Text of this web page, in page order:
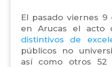
El pasado viernes
en Arucas el acto
distintivos de
públicos no
así como otros 52